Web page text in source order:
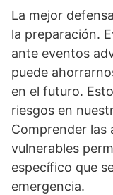
La mejor
la preparación.
ante eventos
puede
en el futuro.
riesgos en
Comprender las
vulnerables
especí­fico que
emergencia.